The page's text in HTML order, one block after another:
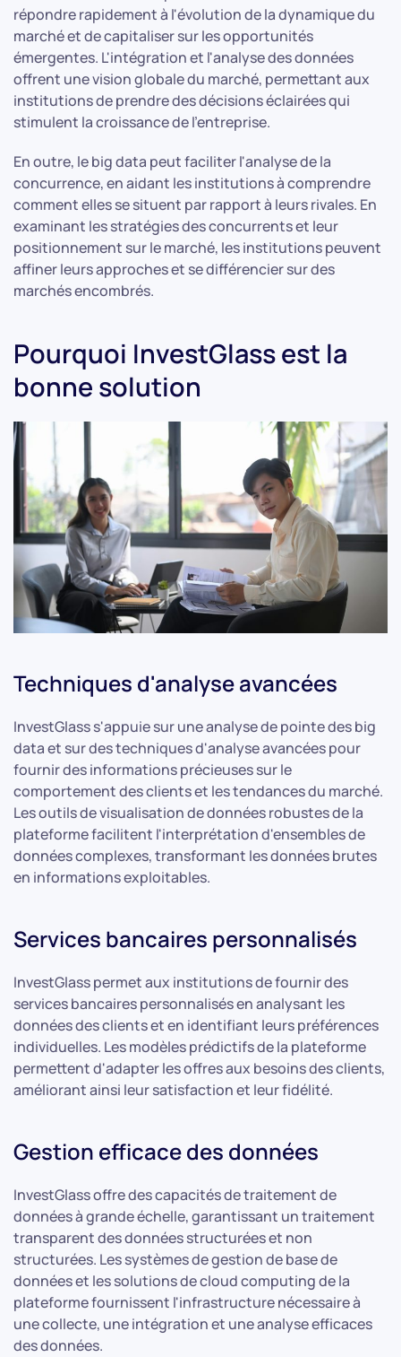
répondre rapidement à l'évolution de la dynamique du
marché et de capitaliser sur les opportunités
émergentes. L'intégration et l'analyse des données
offrent une vision globale du marché, permettant aux
institutions de prendre des décisions éclairées qui
stimulent la croissance de l'entreprise.
En outre, le big data peut faciliter l'analyse de la
concurrence, en aidant les institutions à comprendre
comment elles se situent par rapport à leurs rivales. En
examinant les stratégies des concurrents et leur
positionnement sur le marché, les institutions peuvent
affiner leurs approches et se différencier sur des
marchés encombrés.
Pourquoi InvestGlass est la
bonne solution
Techniques d'analyse avancées
InvestGlass s'appuie sur une analyse de pointe des big
data et sur des techniques d'analyse avancées pour
fournir des informations précieuses sur le
comportement des clients et les tendances du marché.
Les outils de visualisation de données robustes de la
plateforme facilitent l'interprétation d'ensembles de
données complexes, transformant les données brutes
en informations exploitables.
Services bancaires personnalisés
InvestGlass permet aux institutions de fournir des
services bancaires personnalisés en analysant les
données des clients et en identifiant leurs préférences
individuelles. Les modèles prédictifs de la plateforme
permettent d'adapter les offres aux besoins des clients,
améliorant ainsi leur satisfaction et leur fidélité.
Gestion efficace des données
InvestGlass offre des capacités de traitement de
données à grande échelle, garantissant un traitement
transparent des données structurées et non
structurées. Les systèmes de gestion de base de
données et les solutions de cloud computing de la
plateforme fournissent l'infrastructure nécessaire à
une collecte, une intégration et une analyse efficaces
des données.